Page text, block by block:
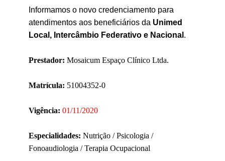
Informamos o novo credenciamento para
atendimentos aos beneficiários da Unimed
Local, Intercâmbio Federativo e Nacional .
Prestador: Mosaicum Espaço Clínico Ltda.
Matrícula: 51004352-0
Vigência: 01/11/2020
Especialidades: Nutrição / Psicologia /
Fonoaudiologia / Terapia Ocupacional